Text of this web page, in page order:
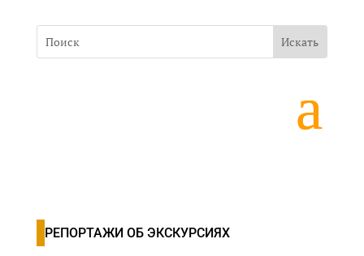
РЕПОРТАЖИ ОБ ЭКСКУРСИЯХ